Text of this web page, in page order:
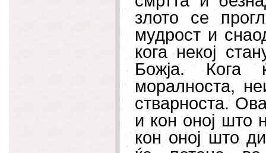
злото се
мудрост и
кога некој
Божја. Кога
моралноста,
стварноста.
и кон оној што
кон оној што